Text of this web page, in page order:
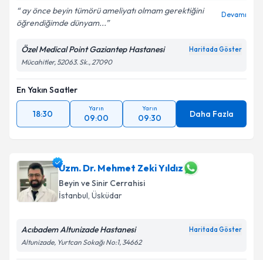
ay önce beyin tümörü ameliyatı olmam gerektiğini
öğrendiğimde dünyam...
Devamı
Özel Medical Point Gaziantep Hastanesi Haritada Göster
Mücahitler, 52063. Sk., 27090
En Yakın Saatler
18:30
Yarın
09:00
Yarın
09:30 Daha Fazla
Uzm. Dr. Mehmet Zeki Yıldız
Beyin ve Sinir Cerrahisi
İstanbul, Üsküdar
Acıbadem Altunizade Hastanesi Haritada Göster
Altunizade, Yurtcan Sokağı No:1, 34662